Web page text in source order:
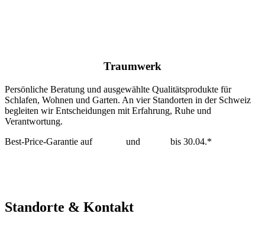
Traumwerk
Persönliche Beratung und ausgewählte Qualitätsprodukte für
Schlafen, Wohnen und Garten. An vier Standorten in der Schweiz
begleiten wir Entscheidungen mit Erfahrung, Ruhe und
Verantwortung.
Best-Price-Garantie auf
und
bis 30.04.*
Standorte & Kontakt